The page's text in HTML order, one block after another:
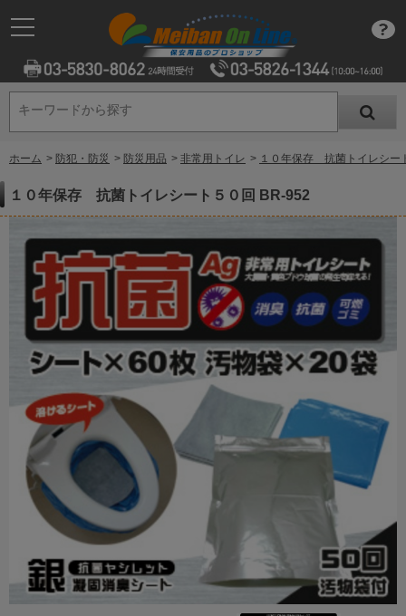
キーワードから探す
キーワードから探す
ホーム > 防犯・防災 > 防災用品 > 非常用トイレ > １０年保存 抗菌トイレシー
１０年保存 抗菌トイレシート５０回 BR-952